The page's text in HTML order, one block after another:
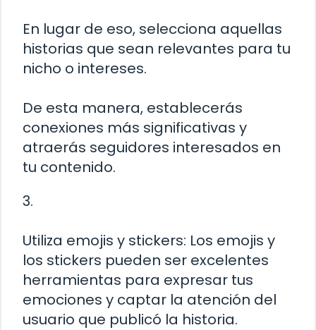
En lugar de eso, selecciona aquellas
historias que sean relevantes para tu
nicho o intereses.
De esta manera, establecerás
conexiones más significativas y
atraerás seguidores interesados en
tu contenido.
3.
Utiliza emojis y stickers: Los emojis y
los stickers pueden ser excelentes
herramientas para expresar tus
emociones y captar la atención del
usuario que publicó la historia.